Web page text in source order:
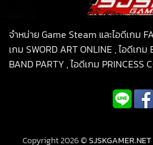
จำหน่าย Game Steam และไอดีเกม
เกม SWORD ART ONLINE , ไอดีเกม
BAND PARTY , ไอดีเกม PRINCESS
Copyright 2026 ©SJSKGAMER.NET